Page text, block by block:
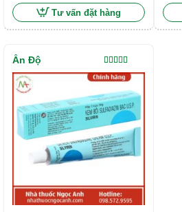
Tư vấn đặt hàng
Được xếp
hạng5.00
Ấn Độ